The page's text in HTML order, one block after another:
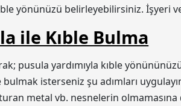
yönünüzü belirleyebilirsiniz. İşyeri
ile Kıble Bulma
pusula yardımıyla kıble
bulmak isterseniz şu adımları
metal vb. nesnelerin